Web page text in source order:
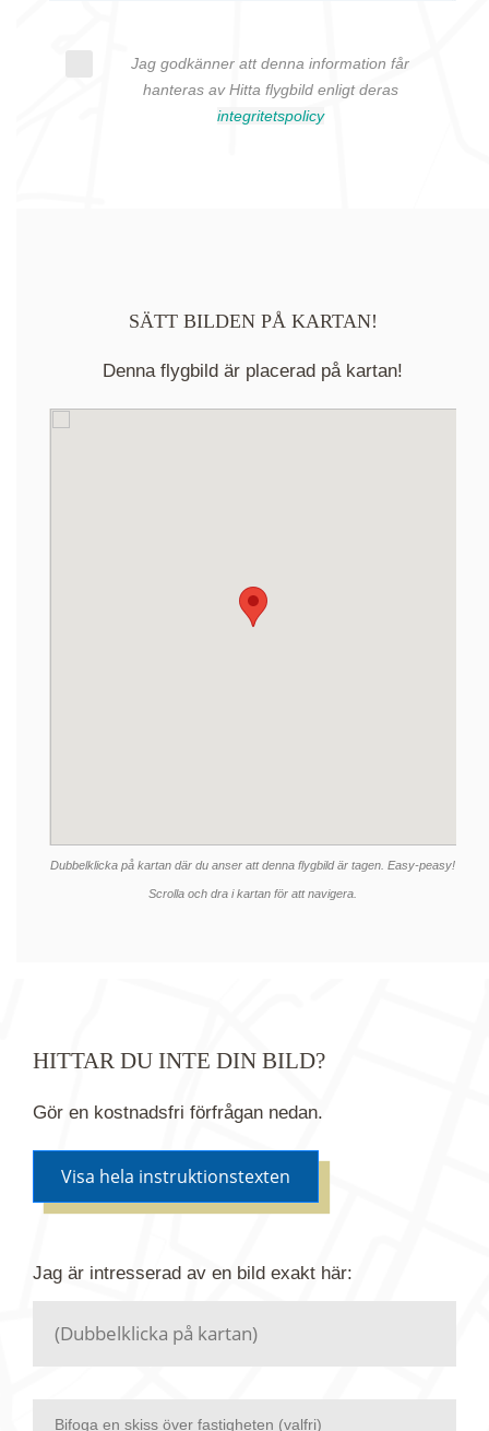
Jag godkänner att denna information får
hanteras av Hitta flygbild enligt deras
integritetspolicy
SÄTT BILDEN PÅ KARTAN!
Denna flygbild är placerad på kartan!
Dubbelklicka på kartan där du anser att denna flygbild är tagen. Easy-peasy!
Scrolla och dra i kartan för att navigera.
HITTAR DU INTE DIN BILD?
Gör en kostnadsfri förfrågan nedan.
Visa hela instruktionstexten
förfrågan. Vi har flera miljoner bilder i vårt arkiv
Jag är intresserad av en bild exakt här:
Bifoga en skiss över fastigheten (valfri)